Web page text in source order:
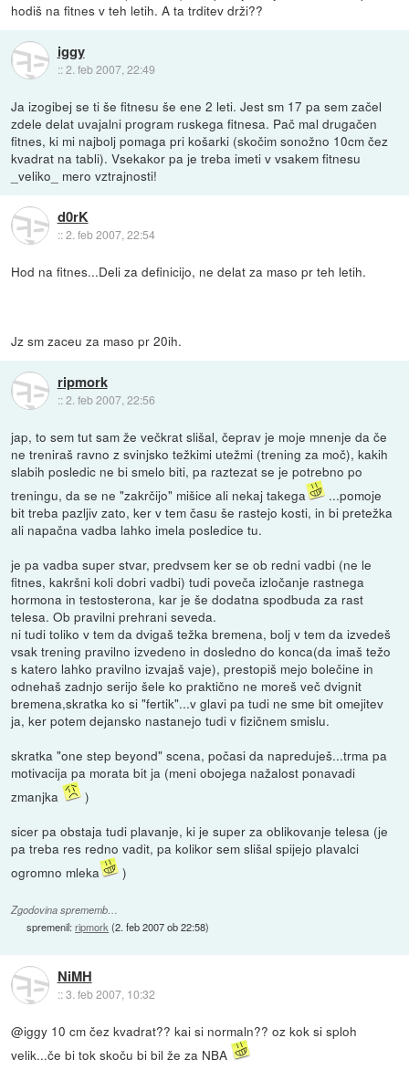
hodiš na fitnes v teh letih. A ta trditev drži??
iggy
::2. feb 2007, 22:49
Ja izogibej se ti še fitnesu še ene 2 leti. Jest sm 17 pa sem začel
zdele delat uvajalni program ruskega fitnesa. Pač mal drugačen
fitnes, ki mi najbolj pomaga pri košarki (skočim sonožno 10cm čez
kvadrat na tabli). Vsekakor pa je treba imeti v vsakem fitnesu
_veliko_ mero vztrajnosti!
d0rK
::2. feb 2007, 22:54
Hod na fitnes...Deli za definicijo, ne delat za maso pr teh letih.
Jz sm zaceu za maso pr 20ih.
ripmork
::2. feb 2007, 22:56
jap, to sem tut sam že večkrat slišal, čeprav je moje mnenje da če
ne treniraš ravno z svinjsko težkimi utežmi (trening za moč), kakih
slabih posledic ne bi smelo biti, pa raztezat se je potrebno po
treningu, da se ne "zakrčijo" mišice ali nekaj takega
...pomoje
bit treba pazljiv zato, ker v tem času še rastejo kosti, in bi pretežka
ali napačna vadba lahko imela posledice tu.
je pa vadba super stvar, predvsem ker se ob redni vadbi (ne le
fitnes, kakršni koli dobri vadbi) tudi poveča izločanje rastnega
hormona in testosterona, kar je še dodatna spodbuda za rast
telesa. Ob pravilni prehrani seveda.
ni tudi toliko v tem da dvigaš težka bremena, bolj v tem da izvedeš
vsak trening pravilno izvedeno in dosledno do konca(da imaš težo
s katero lahko pravilno izvajaš vaje), prestopiš mejo bolečine in
odnehaš zadnjo serijo šele ko praktično ne moreš več dvignit
bremena,skratka ko si "fertik"...v glavi pa tudi ne sme bit omejitev
ja, ker potem dejansko nastanejo tudi v fizičnem smislu.
skratka "one step beyond" scena, počasi da napreduješ...trma pa
motivacija pa morata bit ja (meni obojega nažalost ponavadi
zmanjka
)
sicer pa obstaja tudi plavanje, ki je super za oblikovanje telesa (je
pa treba res redno vadit, pa kolikor sem slišal spijejo plavalci
ogromno mleka
)
Zgodovina sprememb…
spremenil:ripmork (2. feb 2007 ob 22:58)
NiMH
::3. feb 2007, 10:32
@iggy 10 cm čez kvadrat?? kai si normaln?? oz kok si sploh
velik...če bi tok skoču bi bil že za NBA